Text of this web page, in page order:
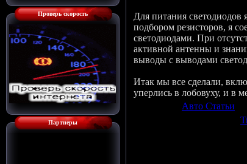
Проверь скорость
Партнеры
Для питания светодиодов
подбором резисторов, я
светодиодами. При
активной антенны и
выводы с выводами
Итак мы все сделали,
уперлись в лобовуху, и в
Авто Статьи